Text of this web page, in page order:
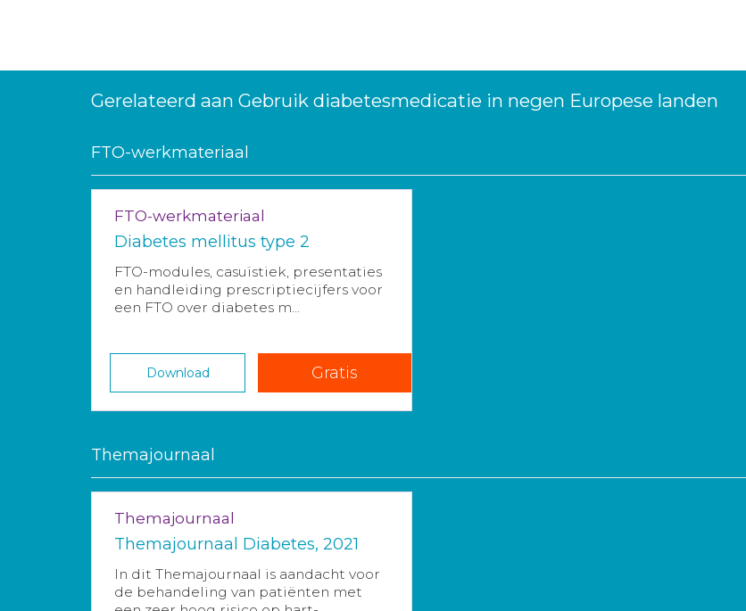
Gerelateerd aan Gebruik diabetesmedicatie in negen Europese landen
FTO-werkmateriaal
FTO-werkmateriaal
Diabetes mellitus type 2
FTO-modules, casuïstiek, presentaties
en handleiding prescriptiecijfers voor
een FTO over diabetes m...
Download Gratis
Themajournaal
Themajournaal
Themajournaal Diabetes, 2021
In dit Themajournaal is aandacht voor
de behandeling van patiënten met